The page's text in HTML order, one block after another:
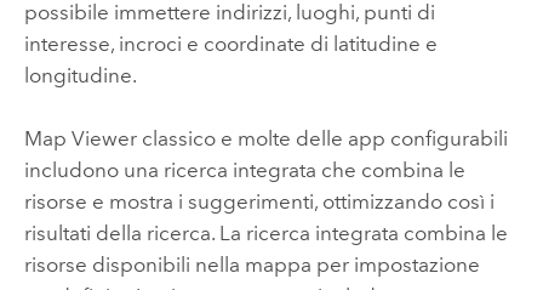
possibile immettere indirizzi, luoghi, punti di
interesse, incroci e coordinate di latitudine e
longitudine.
Map Viewer classicoe molte delle app configurabili
includono una ricerca integrata che combina le
risorse e mostra i suggerimenti, ottimizzando così i
risultati della ricerca. La ricerca integrata combina le
risorse disponibili nella mappa per impostazione